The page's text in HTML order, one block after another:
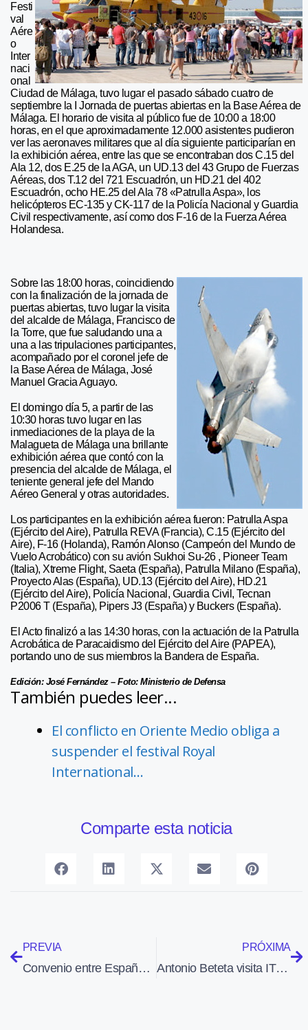
Festi
val
Aére
o
Inter
naci
onal
Ciudad de Málaga, tuvo lugar el pasado sábado cuatro de
septiembre la I Jornada de puertas abiertas en la Base Aérea de
Málaga. El horario de visita al público fue de 10:00 a 18:00
horas, en el que aproximadamente 12.000 asistentes pudieron
ver las aeronaves militares que al día siguiente participarían en
la exhibición aérea, entre las que se encontraban dos C.15 del
Ala 12, dos E.25 de la AGA, un UD.13 del 43 Grupo de Fuerzas
Aéreas, dos T.12 del 721 Escuadrón, un HD.21 del 402
Escuadrón, ocho HE.25 del Ala 78 «Patrulla Aspa», los
helicópteros EC-135 y CK-117 de la Policía Nacional y Guardia
Civil respectivamente, así como dos F-16 de la Fuerza Aérea
Holandesa.
Sobre las 18:00 horas, coincidiendo
con la finalización de la jornada de
puertas abiertas, tuvo lugar la visita
del alcalde de Málaga, Francisco de
la Torre, que fue saludando una a
una a las tripulaciones participantes,
acompañado por el coronel jefe de
la Base Aérea de Málaga, José
Manuel Gracia Aguayo.
El domingo día 5, a partir de las
10:30 horas tuvo lugar en las
inmediaciones de la playa de la
Malagueta de Málaga una brillante
exhibición aérea que contó con la
presencia del alcalde de Málaga, el
teniente general jefe del Mando
Aéreo General y otras autoridades.
Los participantes en la exhibición aérea fueron: Patrulla Aspa
(Ejército del Aire), Patrulla REVA (Francia), C.15 (Ejército del
Aire), F-16 (Holanda), Ramón Alonso (Campeón del Mundo de
Vuelo Acrobático) con su avión Sukhoi Su-26 , Pioneer Team
(Italia), Xtreme Flight, Saeta (España), Patrulla Milano (España),
Proyecto Alas (España), UD.13 (Ejército del Aire), HD.21
(Ejército del Aire), Policía Nacional, Guardia Civil, Tecnan
P2006 T (España), Pipers J3 (España) y Buckers (España).
El Acto finalizó a las 14:30 horas, con la actuación de la Patrulla
Acrobática de Paracaidismo del Ejército del Aire (PAPEA),
portando uno de sus miembros la Bandera de España.
Edición: José Fernández – Foto: Ministerio de Defensa
También puedes leer...
El conflicto en Oriente Medio obliga a
suspender el festival Royal
International…
Comparte esta noticia
PREVIA
Convenio entre España y Noruega para fabricar un satélite de comunicaciones de uso conjunto
PRÓXIMA
Antonio Beteta visita ITP con motivo de la ejecución de la turbina número 1.000